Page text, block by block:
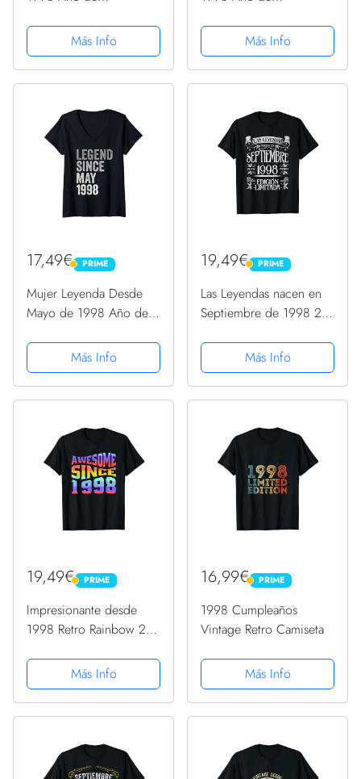
Más Info
Más Info
17,49€ PRIME
PRIME
Mujer Leyenda Desde
Mayo de 1998 Año de
Cuello VMás Info
19,49€ PRIME
PRIME
Las Leyendas nacen en
Septiembre de 1998 24
CamisetaMás Info
19,49€ PRIME
PRIME
Impresionante desde
1998 Retro Rainbow 24
CamisetaMás Info
16,99€ PRIME
PRIME
1998 Cumpleaños
Vintage Retro Camiseta
Más Info